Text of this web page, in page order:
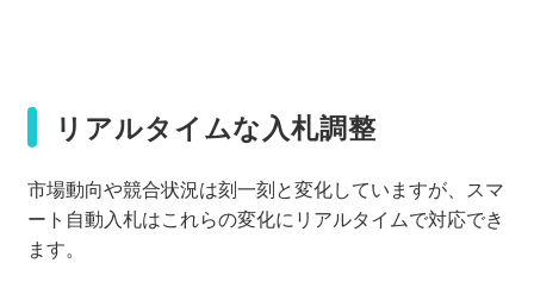
リアルタイムな入札調整
市場動向や競合状況は刻一刻と変化していますが、スマ
ート自動入札はこれらの変化にリアルタイムで対応でき
ます。